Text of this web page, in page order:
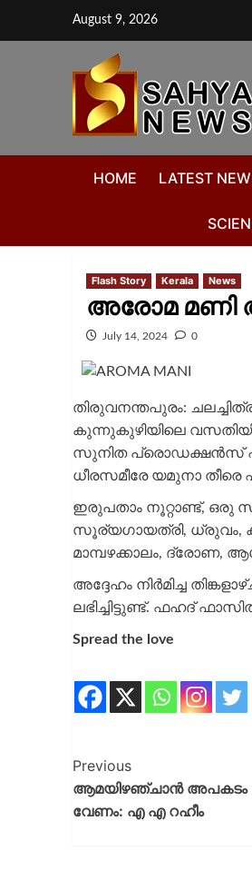
August 9, 2026
HOME LATEST
Flash Story Kerala News
അരോമ മണി
July 14, 2024 0
തിരുവനന്തപുരം:
കുന്നുകുഴിയിലെ
സുനിത പ്രൊഡക്ഷൻസ്
ധീരസമീരേ യമുനാ തീരെ
ഇരുപതാം നൂറ്റാണ്ട്, ഒരു
സൂര്യഗായത്രി, ധ്രുവം,
മാമ്പഴക്കാലം, ദ്രോണ,
അദ്ദേഹം നിർമിച്ച
ലഭിച്ചിട്ടുണ്ട്. ഫഹദ്
Spread the love
Previous
ആമയിഴഞ്ചാന്‍
വേണം: എ എ റഹീം